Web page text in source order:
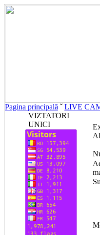
Pagina principală ˇLIVE
VIZTATORI
UNICI